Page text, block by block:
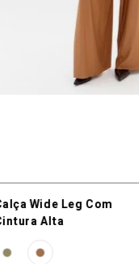
Wide Leg Com
Alta